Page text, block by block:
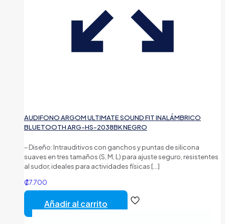
AUDIFONO ARGOM ULTIMATE SOUND FIT INALÁMBRICO
BLUETOOTH ARG-HS-2038BK NEGRO
– Diseño: Intrauditivos con ganchos y puntas de silicona
suaves en tres tamaños (S, M, L) para ajuste seguro, resistentes
al sudor, ideales para actividades físicas […]
₡7.700
Añadir al carrito